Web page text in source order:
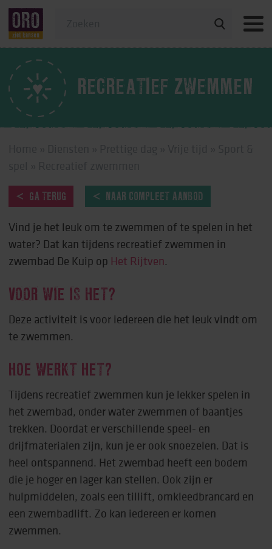
Veelgestelde vragen
RECREATIEF ZWEMMEN
GA TERUG NAAR COMPLEET AANBOD
Vind je het leuk om te zwemmen of te spelen in het
water? Dat kan tijdens recreatief zwemmen in
zwembad De Kuip op Het Rijtven.
VOOR WIE IS HET?
Deze activiteit is voor iedereen die het leuk vindt om
te zwemmen.
HOE WERKT HET?
Tijdens recreatief zwemmen kun je lekker spelen in
het zwembad, onder water zwemmen of baantjes
trekken. Doordat er verschillende speel- en
drijfmaterialen zijn, kun je er ook snoezelen. Dat is
heel ontspannend. Het zwembad heeft een bodem
die je hoger en lager kan stellen. Ook zijn er
hulpmiddelen, zoals een tillift, omkleedbrancard en
een zwembadlift. Zo kan iedereen er komen
zwemmen.